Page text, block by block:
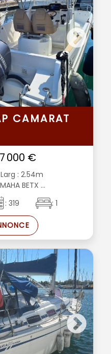
CAMARAT
000 €
: 2.54m
BETX ...
: 319 : 1